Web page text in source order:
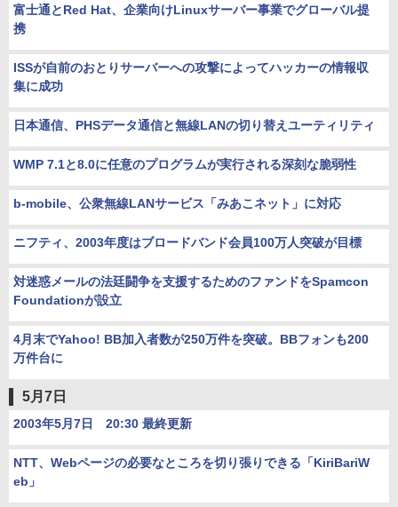
富士通とRed Hat、企業向けLinuxサーバー事業でグローバル提
携
ISSが自前のおとりサーバーへの攻撃によってハッカーの情報収
集に成功
日本通信、PHSデータ通信と無線LANの切り替えユーティリティ
WMP 7.1と8.0に任意のプログラムが実行される深刻な脆弱性
b-mobile、公衆無線LANサービス「みあこネット」に対応
ニフティ、2003年度はブロードバンド会員100万人突破が目標
対迷惑メールの法廷闘争を支援するためのファンドをSpamcon
Foundationが設立
4月末でYahoo! BB加入者数が250万件を突破。BBフォンも200
万件台に
5月7日
2003年5月7日 20:30 最終更新
NTT、Webページの必要なところを切り張りできる「KiriBariW
eb」